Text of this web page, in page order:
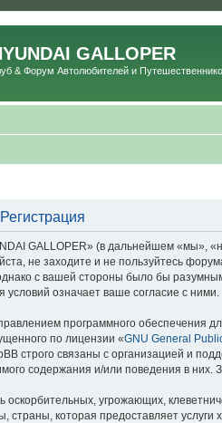
GALLOPER
& Форум Автолюбителей и
GALLOPER» (в дальнейшем «мы»,
не заходите и не пользуйтесь
с вашей стороны было бы
означает ваше согласие с ними.
программного обеспечения
по лицензии «GNU General
строго связаны с организацией и
содержания и/или поведения в
угрожающих,
страны, которая предоставляет